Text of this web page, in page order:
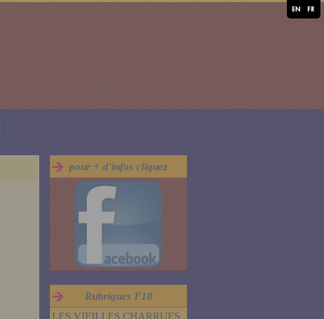
pour + d'infos cliquez
Rubriques F10
LES VIEILLES CHARRUES